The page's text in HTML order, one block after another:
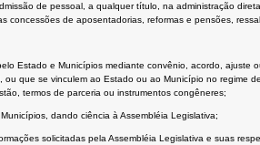
de pessoal, a qualquer título, na administração
concessões de aposentadorias, reformas e pensões,
Estado e Municípios mediante convênio, acordo,
que se vinculem ao Estado ou ao Município no
termos de parceria ou instrumentos congêneres;
dando ciência à Assembléia Legislativa;
solicitadas pela Assembléia Legislativa e suas